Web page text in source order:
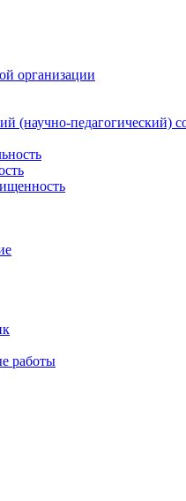
организации
(научно-педагогический)
работы